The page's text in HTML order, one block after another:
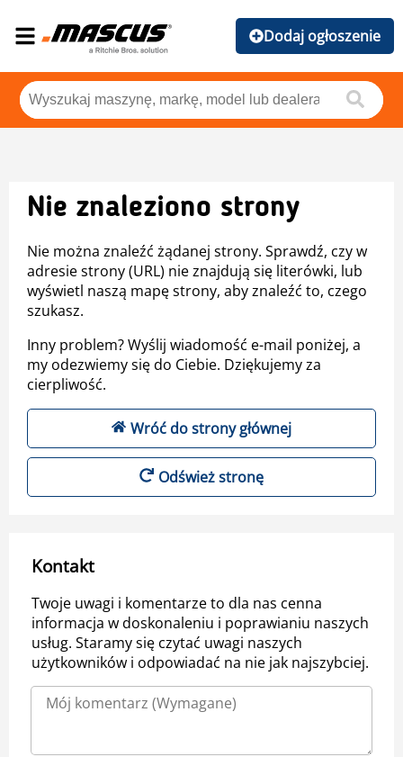
Dodaj ogłoszenie
Nie znaleziono strony
Nie można znaleźć żądanej strony. Sprawdź, czy w
adresie strony (URL) nie znajdują się literówki, lub
wyświetl naszą mapę strony, aby znaleźć to, czego
szukasz.
Inny problem? Wyślij wiadomość e-mail poniżej, a
my odezwiemy się do Ciebie. Dziękujemy za
cierpliwość.
Wróć do strony głównej
Odśwież stronę
Kontakt
Twoje uwagi i komentarze to dla nas cenna
informacja w doskonaleniu i poprawianiu naszych
usług. Staramy się czytać uwagi naszych
użytkowników i odpowiadać na nie jak najszybciej.